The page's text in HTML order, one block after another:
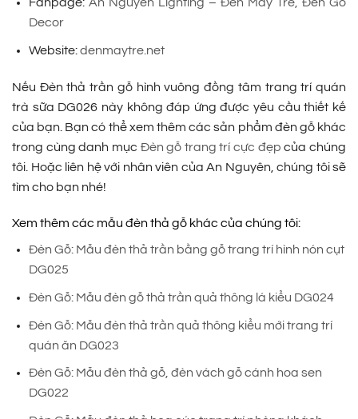
Fanpage: An Nguyên Lighting – Đèn Mây Tre, Đèn Gỗ
Decor
Website:denmaytre.net
Nếu Đèn thả trần gỗ hình vuông đồng tâm trang trí quán
trà sữa DG026 này không đáp ứng được yêu cầu thiết kế
của bạn. Bạn có thể xem thêm các sản phẩm đèn gỗ khác
trong cùng danh mục Đèn gỗ trang trí cực đẹp của chúng
tôi. Hoặc liên hệ với nhân viên của An Nguyên, chúng tôi sẽ
tìm cho bạn nhé!
Xem thêm các mẫu đèn thả gỗ khác của chúng tôi:
Đèn Gỗ: Mẫu đèn thả trần bằng gỗ trang trí hình nón cụt
DG025
Đèn Gỗ: Mẫu đèn gỗ thả trần quả thông lá kiểu DG024
Đèn Gỗ: Mẫu đèn thả trần quả thông kiểu mới trang trí
quán ăn DG023
Đèn Gỗ: Mẫu đèn thả gỗ, đèn vách gỗ cánh hoa sen
DG022